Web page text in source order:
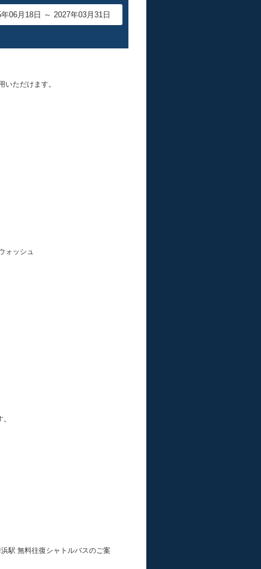
06月18日 ～ 2027年03月31日
ただけます。
ォッシュ
駅 無料往復シャトルバスのご案